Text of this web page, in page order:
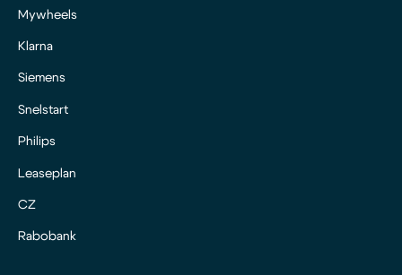
Mywheels
Klarna
Siemens
Snelstart
Philips
Leaseplan
CZ
Rabobank